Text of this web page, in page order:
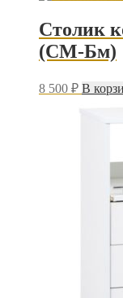
Столик
(СМ-Бм)
8 500 ₽ В